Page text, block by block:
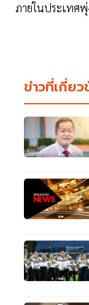
ภายในประเทศ
ข่าวที่เกี่ย